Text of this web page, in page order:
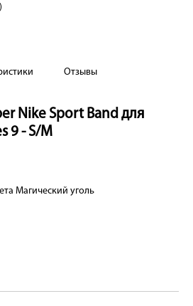
)
Отзывы
Nike Sport Band для
9 - S/M
Магический уголь